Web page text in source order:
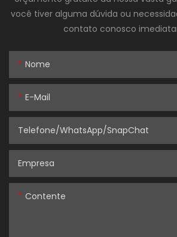
você tiver alguma dúvida ou
contato conosco
Nome
E-Mail
Telefone/WhatsApp/SnapChat
Empresa
Contente